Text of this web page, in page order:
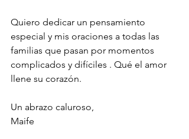
Quiero dedicar un pensamiento
especial y mis oraciones a todas las
familias que pasan por momentos
complicados y difíciles . Qué el amor
llene su corazón.
Un abrazo caluroso,
Maife